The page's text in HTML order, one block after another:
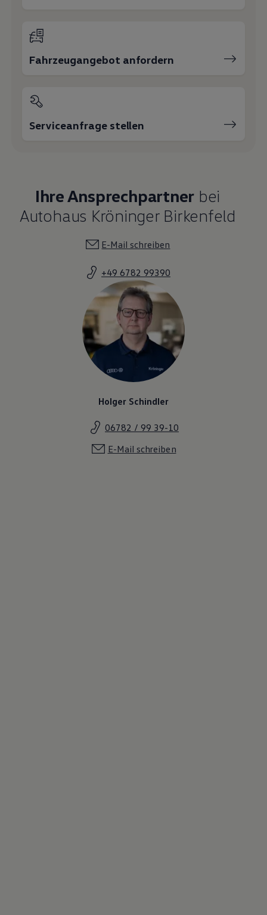
Fahrzeugangebot anfordern
Serviceanfrage stellen
Ihre Ansprechpartner bei
Autohaus Kröninger Birkenfeld
E-Mail schreiben
+49 6782 99390
Holger Schindler
06782 / 99 39-10
E-Mail schreiben